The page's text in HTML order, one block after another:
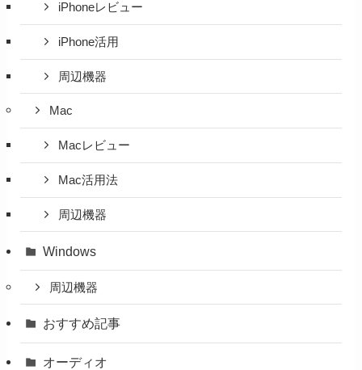
iPhoneレビュー
iPhone活用
周辺機器
Mac
Macレビュー
Mac活用法
周辺機器
Windows
周辺機器
おすすめ記事
オーディオ